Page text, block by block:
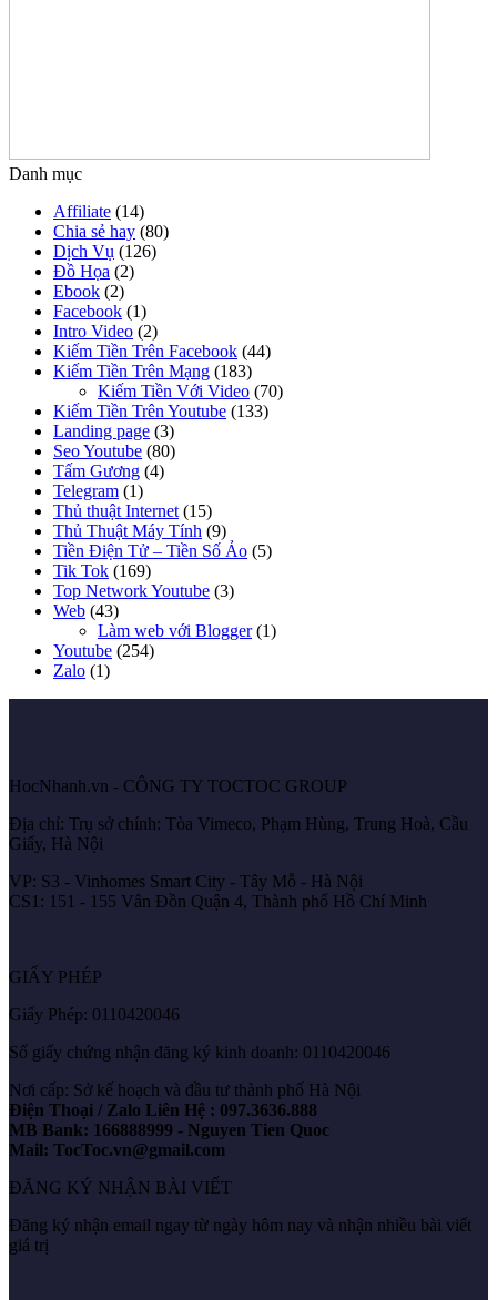
Danh mục
Affiliate (14)
Chia sẻ hay (80)
Dịch Vụ (126)
Đồ Họa (2)
Ebook (2)
Facebook (1)
Intro Video (2)
Kiếm Tiền Trên Facebook (44)
Kiếm Tiền Trên Mạng (183)
Kiếm Tiền Với Video (70)
Kiếm Tiền Trên Youtube (133)
Landing page (3)
Seo Youtube (80)
Tấm Gương (4)
Telegram (1)
Thủ thuật Internet (15)
Thủ Thuật Máy Tính (9)
Tiền Điện Tử – Tiền Số Ảo (5)
Tik Tok (169)
Top Network Youtube (3)
Web (43)
Làm web với Blogger(1)
Youtube (254)
Zalo (1)
HocNhanh.vn - CÔNG TY TOCTOC GROUP
Địa chỉ: Trụ sở chính: Tòa Vimeco, Phạm Hùng, Trung Hoà, Cầu
Giấy, Hà Nội
VP: S3 - Vinhomes Smart City - Tây Mỗ - Hà Nội
CS1: 151 - 155 Vân Đồn Quận 4, Thành phố Hồ Chí Minh
GIẤY PHÉP
Giấy Phép: 0110420046
Số giấy chứng nhận đăng ký kinh doanh: 0110420046
Nơi cấp: Sở kế hoạch và đầu tư thành phố Hà Nội
Điện Thoại / Zalo Liên Hệ : 097.3636.888
MB Bank: 166888999 - Nguyen Tien Quoc
Mail: TocToc.vn@gmail.com
ĐĂNG KÝ NHẬN BÀI VIẾT
Đăng ký nhận email ngay từ ngày hôm nay và nhận nhiều bài viết
giá trị